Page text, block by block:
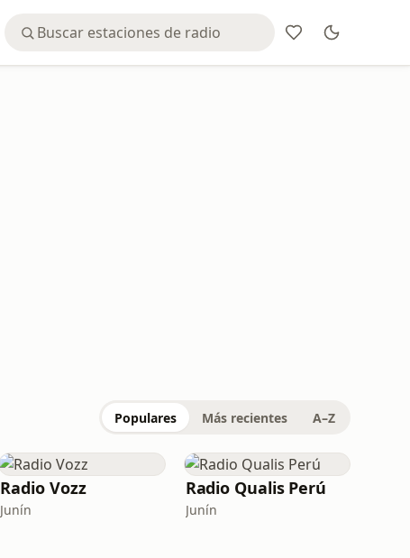
Populares Más recientes A–Z
Radio Vozz
Junín
Radio Qualis Perú
Junín